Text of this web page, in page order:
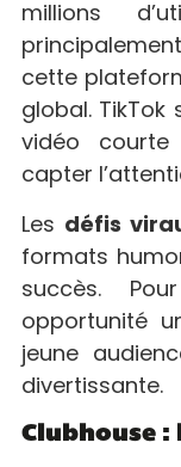
millions
cette
global.
vidéo
capter
Les défis
formats
succès.
opportunité
jeune
divertissante.
Clubhouse